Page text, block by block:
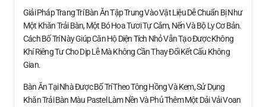
Giải Pháp Trang Trí Bàn Ăn Tập Trung Vào Vật Liệu Dễ Chuẩn Bị Như
Một Khăn Trải Bàn, Một Bó Hoa Tươi Tự Cắm, Nến Và Bộ Ly Cơ Bản.
Cách Bố Trí Này Giúp Căn Hộ Diện Tích Nhỏ Vẫn Tạo Được Không
Khí Riêng Tư Cho Dịp Lễ Mà Không Cần Thay Đổi Kết Cấu Không
Gian.
Bàn Ăn Tại Nhà Được Bố Trí Theo Tông Hồng Và Kem, Sử Dụng
Khăn Trải Bàn Màu Pastel Làm Nền Và Phủ Thêm Một Dải Vải Voan